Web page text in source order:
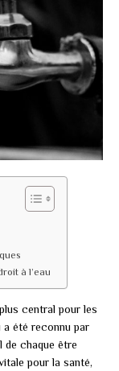
à l’eau
central pour les
a été reconnu par
de chaque être
pour la santé,